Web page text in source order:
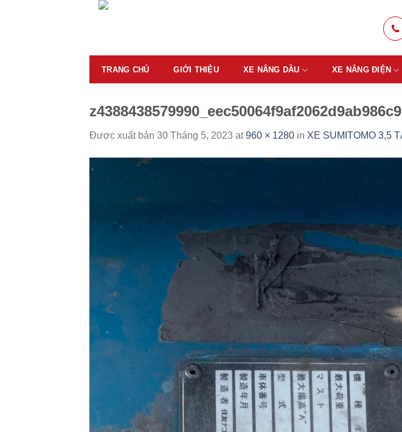
TRANG CHỦ GIỚI THIỆU XE NÂNG DẦU XE NÂNG ĐIỆN
Được xuất bản 30 Tháng 5, 2023 at960 × 1280 in XE SUMITOMO 3,5